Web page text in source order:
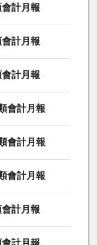
計月報
計月報
計月報
會計月報
會計月報
會計月報
計月報